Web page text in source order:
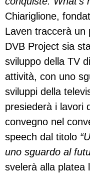
Chiariglione,
Laven traccerà un
DVB Project sia
sviluppo della TV
attività, con uno
sviluppi della
presiederà i lavori
convegno nel
speech dal titolo
uno sguardo al
svelerà alla platea